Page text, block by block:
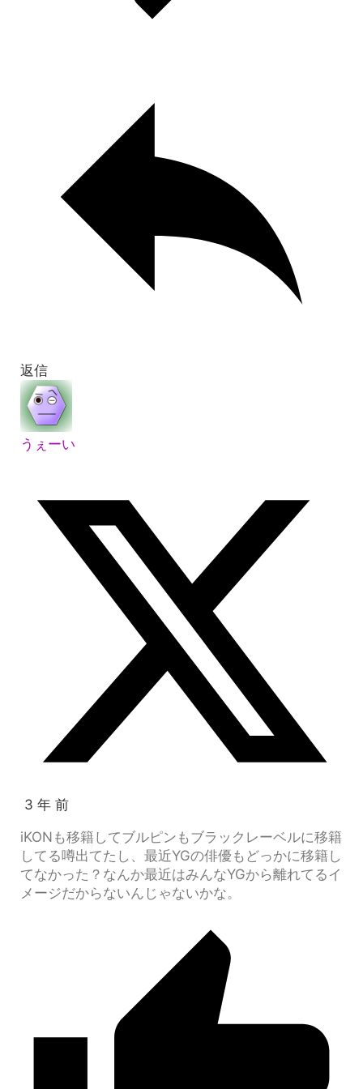
返信
うぇーい
3 年 前
iKONも移籍してブルピンもブラックレーベルに移籍
してる噂出てたし、最近YGの俳優もどっかに移籍し
てなかった？なんか最近はみんなYGから離れてるイ
メージだからないんじゃないかな。